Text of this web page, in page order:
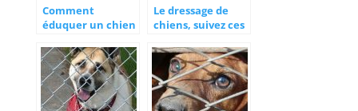
Comment
éduquer un chien
Le dressage de
chiens, suivez ces